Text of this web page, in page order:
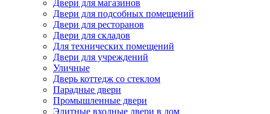
Двери для магазинов
Двери для подсобных помещений
Двери для ресторанов
Двери для складов
Для технических помещений
Двери для учреждений
Уличные
Дверь коттедж со стеклом
Парадные двери
Промышленные двери
Элитные входные двери в дом